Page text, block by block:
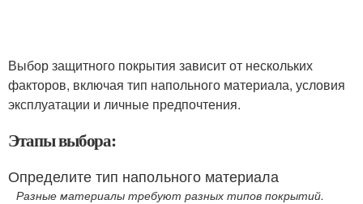
Выбор защитного покрытия зависит от нескольких
факторов, включая тип напольного материала, условия
эксплуатации и личные предпочтения.
Этапы выбора:
Определите тип напольного материала
Разные материалы требуют разных типов покрытий.